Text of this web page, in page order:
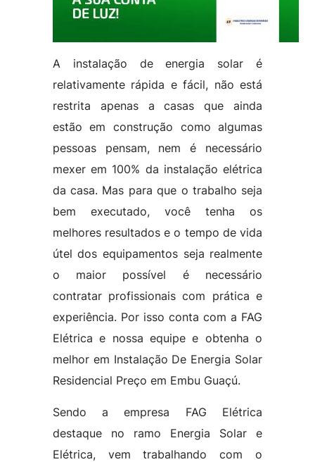
A instalação de energia solar é
relativamente rápida e fácil, não está
restrita apenas a casas que ainda
estão em construção como algumas
pessoas pensam, nem é necessário
mexer em 100% da instalação elétrica
da casa. Mas para que o trabalho seja
bem executado, você tenha os
melhores resultados e o tempo de vida
útel dos equipamentos seja realmente
o maior possível é necessário
contratar profissionais com prática e
experiência. Por isso conta com a FAG
Elétrica e nossa equipe e obtenha o
melhor em Instalação De Energia Solar
Residencial Preço em Embu Guaçú.
Sendo a empresa FAG Elétrica
destaque no ramo Energia Solar e
Elétrica, vem trabalhando com o